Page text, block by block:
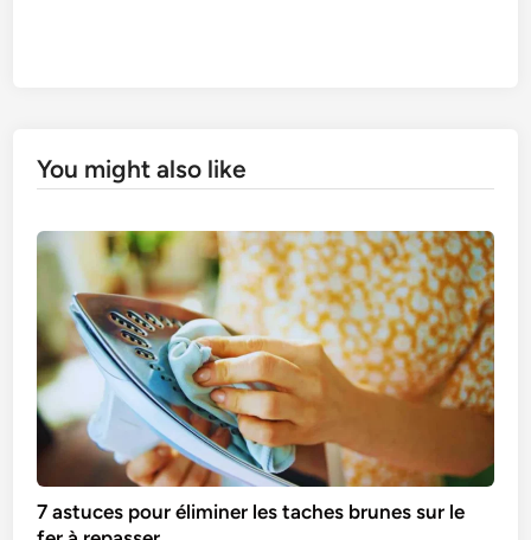
You might also like
7 astuces pour éliminer les taches brunes sur le